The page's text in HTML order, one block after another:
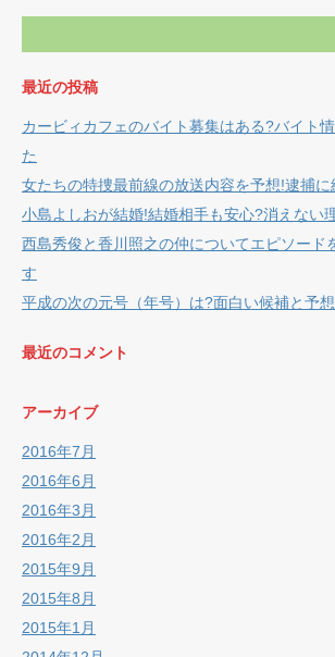
最近の投稿
カービィカフェのバイト募集はある?バイト
た
女たちの特捜最前線の放送内容を予想!逮捕
小島よしおが結婚!結婚相手も安心?消えない
西島秀俊と香川照之の仲についてエピソード
す
平成の次の元号（年号）は?面白い候補と予
最近のコメント
アーカイブ
2016年7月
2016年6月
2016年3月
2016年2月
2015年9月
2015年8月
2015年1月